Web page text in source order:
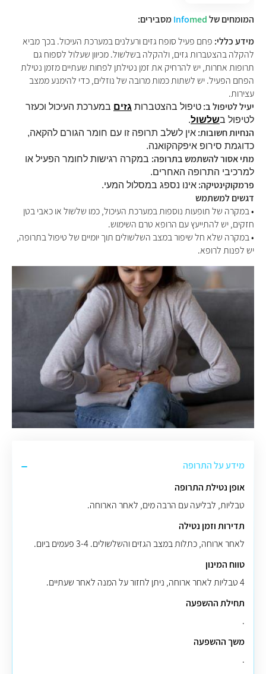
המומחים של Infomed
מסבירים:
מידע כללי: פחם פעיל סופח גזים ורעלנים במערכת העיכול. בכך מביא
להקלה בהצטברות גזים, ולהקלה בשלשול. מכיוון שעלול לספוח גם
תרופות אחרות, יש להרחיק את זמן נטילתן לפחות שעתיים מזמן נטילת
הפחם הפעיל. יש לשתות כמות מרובה של נוזלים, כדי להימנע ממצב
עצירות.
יעיל לטיפול ב: טיפול בהצטברות גזים במערכת העיכול וכעזר
לטיפול בשלשול.
הנחיות חשובות: אין לשלב תרופה זו עם חומר הגורם להקאה,
כדוגמת סירופ איפקהקואנה.
מתי אסור להשתמש בתרופה: במקרה רגישות לחומר הפעיל או
למרכיבי התרופה האחרים.
פרמקוקינטיקה: אינו נספג במסלול המעי.
דגשים למשתמש
• במקרה של תופעות נוספות במערכת העיכול, כמו שלשול או כאבי בטן
חזקים, יש להתייעץ עם הרופא טרם השימוש.
• במקרה שלא חל שיפור במצב השלשולים תוך יומיים של טיפול בתרופה,
יש לפנות לרופא.
מידע על התרופה
אופן נטילת התרופה
טבליות, לבליעה עם הרבה מים, לאחר הארוחה.
תדירות וזמן נטילה
לאחר ארוחה, כתלות במצב הגזים והשלשולים. 3-4 פעמים ביום.
טווח המינון
4 טבליות לאחר ארוחה, ניתן לחזור על המנה לאחר שעתיים.
תחילת ההשפעה
.
משך ההשפעה
.